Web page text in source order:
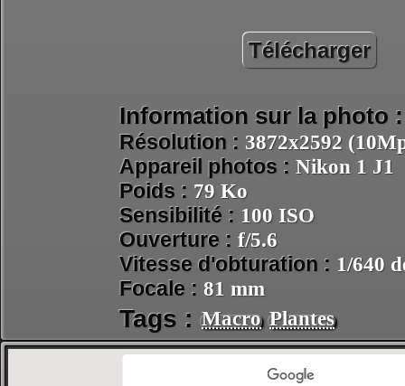
Télécharger
Information sur la photo :
Résolution : 3872x2592
Appareil photos : Nikon 1 J1
Poids : 79 Ko
Sensibilité : 100 ISO
Ouverture : f/5.6
Vitesse d'obturation : 1/640
Focale : 81 mm
Tags : Macro Plantes